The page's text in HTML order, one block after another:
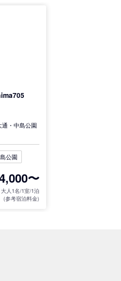
・中島公園
公園
〜
大人1名/1室/1泊
(参考宿泊料金)